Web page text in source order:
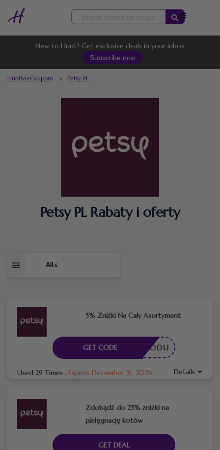
Skip
content
New to Hunt? Get exclusive deals in your inbox
Subscribe now
HuntMeCoupons > Petsy PL
Petsy PL Rabaty i oferty
All 6
5% Zniżki Na Cały Asortyment
ESZ KODU
GET CODE
Used 29 Times . Expires December 31, 2026 Details
Zdobądź do 25% zniżki na
pielęgnację kotów
GET DEAL